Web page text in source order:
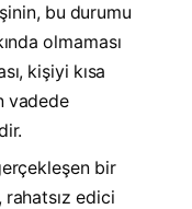
bu durumu
olmaması
kişiyi kısa
vadede
bir
rahatsız edici